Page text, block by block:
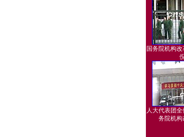
国务院机构
人大代表团
务院机构